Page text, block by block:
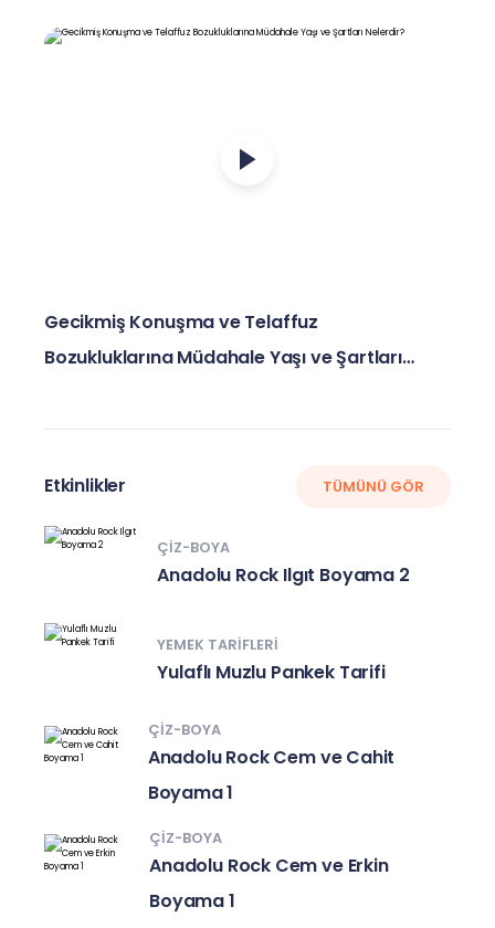
Gecikmiş Konuşma ve Telaffuz
Bozukluklarına Müdahale Yaşı ve Şartları
Etkinlikler TÜMÜNÜ GÖR
ÇIZ-BOYA
Anadolu Rock Ilgıt Boyama 2
YEMEK TARIFLERI
Yulaflı Muzlu Pankek Tarifi
ÇIZ-BOYA
Anadolu Rock Cem ve Cahit
Boyama 1
ÇIZ-BOYA
Anadolu Rock Cem ve Erkin
Boyama 1